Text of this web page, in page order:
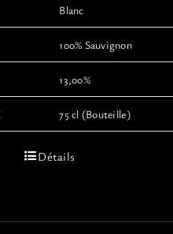
Blanc
100% Sauvignon
13,00%
75 cl (Bouteille)
Ce
variations.
Détails